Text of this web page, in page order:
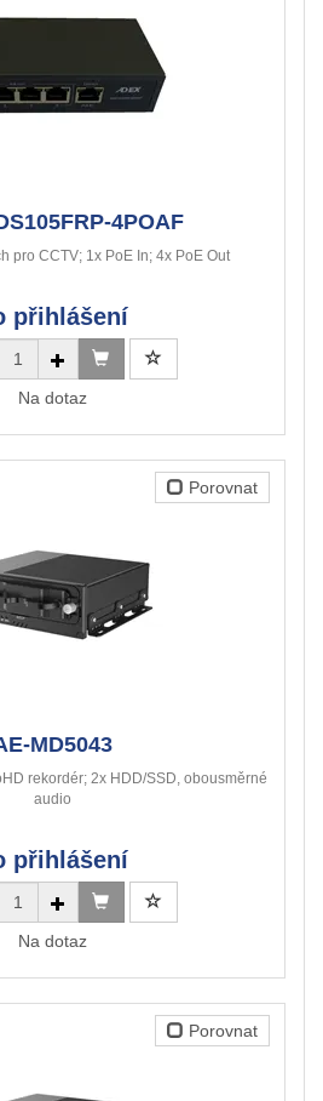
4POAF
pro CCTV; 1x PoE In; 4x PoE Out
přihlášení
Na dotaz
Porovnat
MD5043
rekordér; 2x HDD/SSD, obousměrné
audio
přihlášení
Na dotaz
Porovnat